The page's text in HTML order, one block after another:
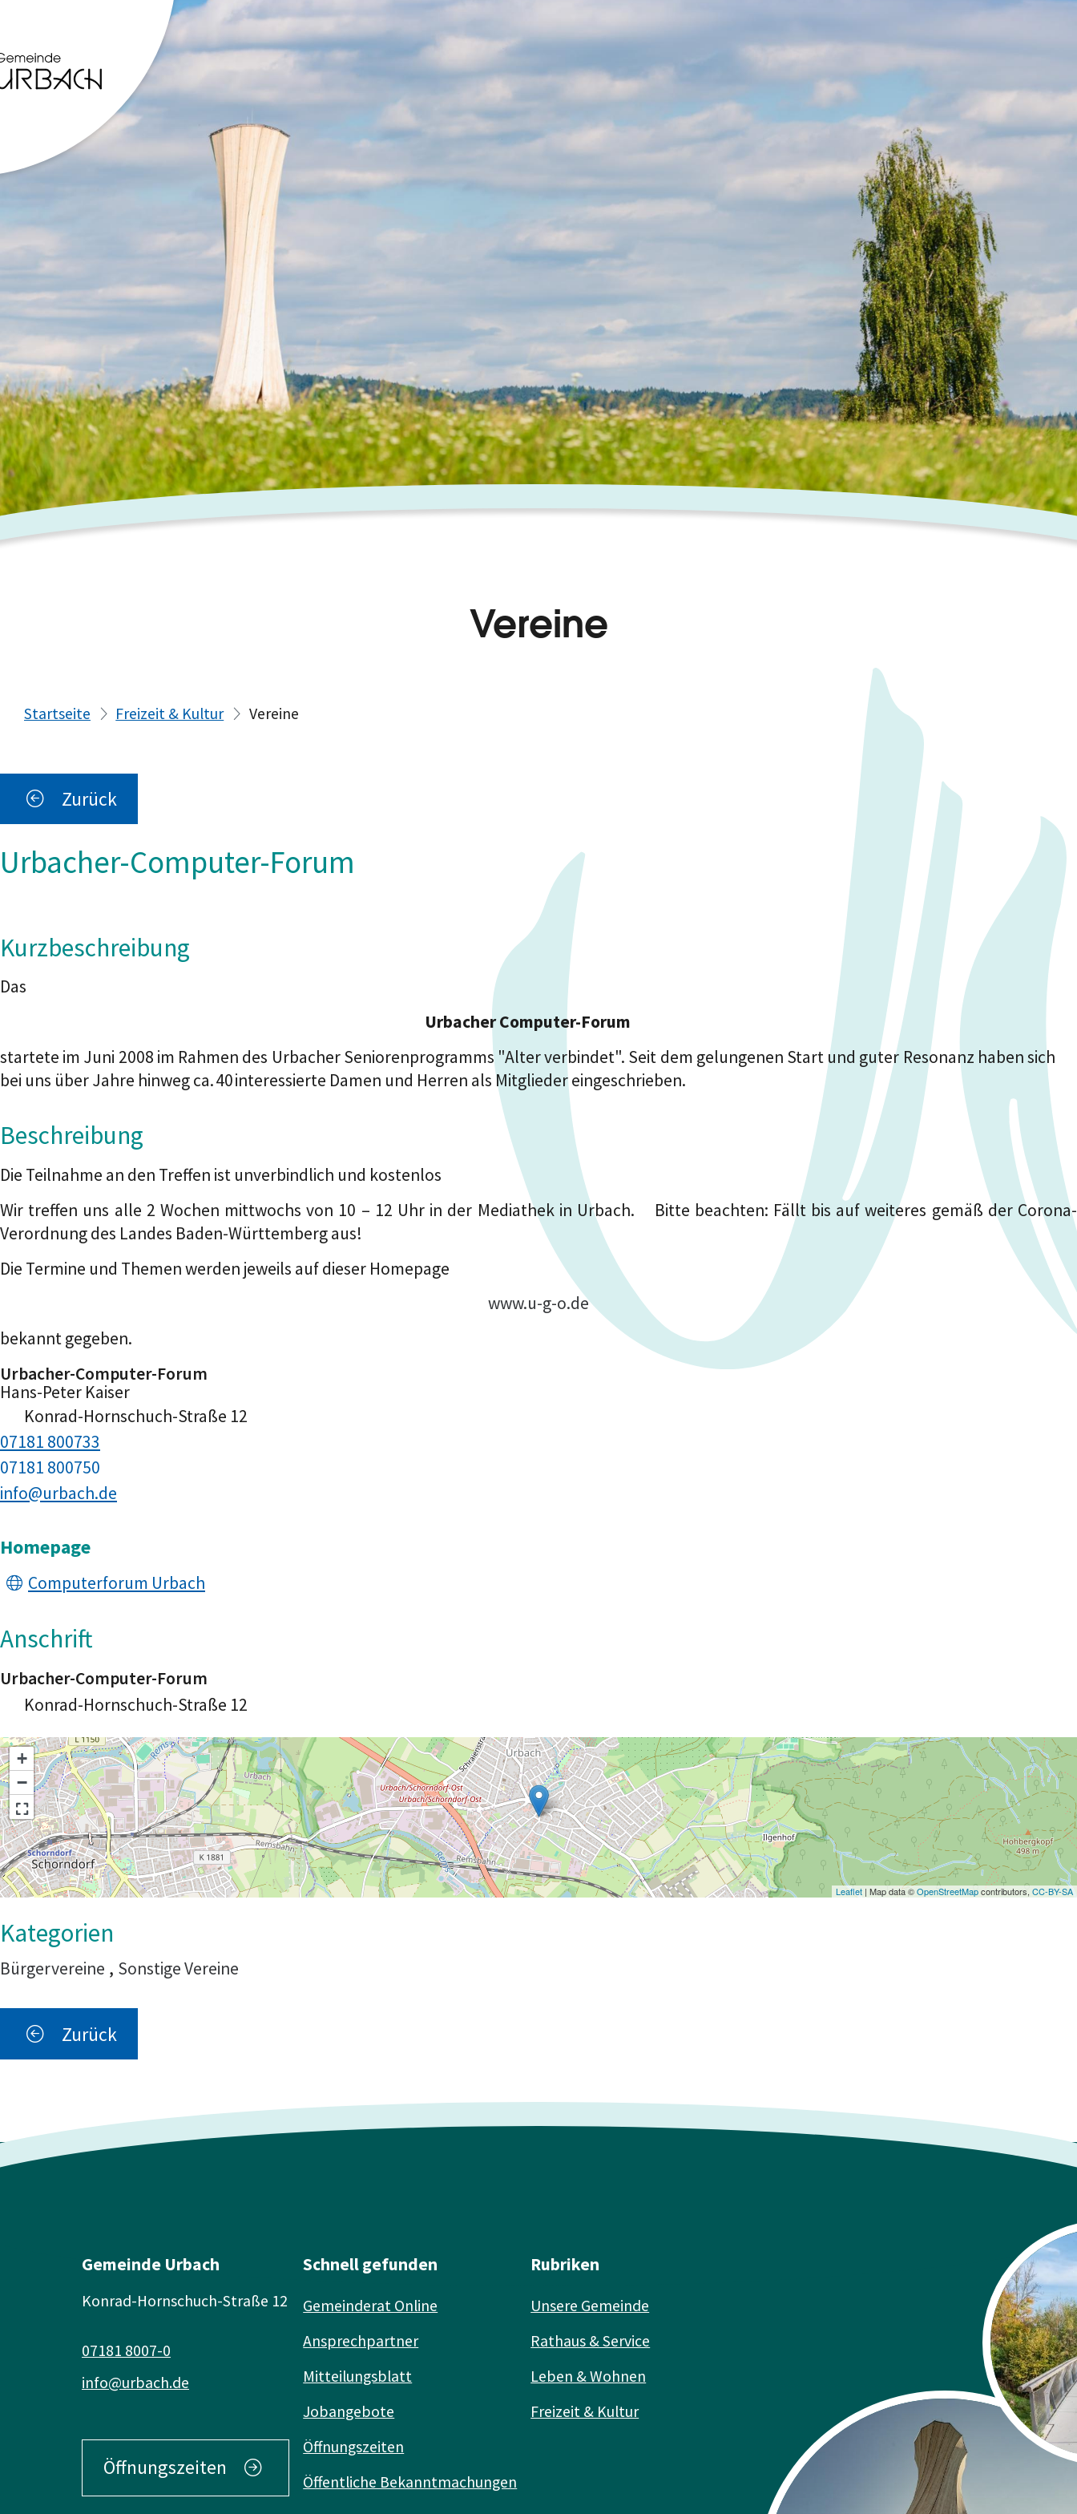
Vereine
Startseite Freizeit & Kultur Vereine
Zurück
Urbacher-Computer-Forum
Kurzbeschreibung
Das
Urbacher Computer-Forum
startete im Juni 2008 im Rahmen des Urbacher Seniorenprogramms "Alter verbindet". Seit dem gelungenen Start und guter Resonanz haben sich
bei uns über Jahre hinweg ca. 40 interessierte Damen und Herren als Mitglieder eingeschrieben.
Beschreibung
Die Teilnahme an den Treffen ist unverbindlich und kostenlos
Wir treffen uns alle 2 Wochen mittwochs von 10 – 12 Uhr in der Mediathek in Urbach. Bitte beachten: Fällt bis auf weiteres gemäß der Corona-
Verordnung des Landes Baden-Württemberg aus!
Die Termine und Themen werden jeweils auf dieser Homepage
www.u-g-o.de
bekannt gegeben.
Hans-Peter Kaiser
Urbacher-Computer-Forum
Konrad-Hornschuch-Straße 12
info@urbach.de
07181 800733
07181 800750
Homepage
Computerforum Urbach
Anschrift
Urbacher-Computer-Forum
Konrad-Hornschuch-Straße 12
+
−
Leaflet | Map data ©OpenStreetMapcontributors, CC-BY-SA
Bürgervereine , Sonstige Vereine
Zurück
Gemeinde Urbach
Konrad-Hornschuch-Straße 12
info@urbach.de
07181 8007-0
Öffnungszeiten
Schnell gefunden
Gemeinderat Online
Ansprechpartner
Mitteilungsblatt
Jobangebote
Öffnungszeiten
Öffentliche Bekanntmachungen
Rubriken
Unsere Gemeinde
Rathaus & Service
Leben & Wohnen
Freizeit & Kultur